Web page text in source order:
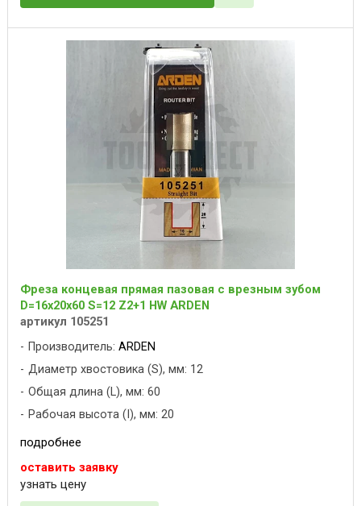
Фреза концевая прямая пазовая с врезным зубом
D=16x20x60 S=12 Z2+1 HW ARDEN
артикул 105251
Производитель: ARDEN
Диаметр хвостовика (S), мм: 12
Общая длина (L), мм: 60
Рабочая высота (I), мм: 20
подробнее
оставить заявку
узнать цену